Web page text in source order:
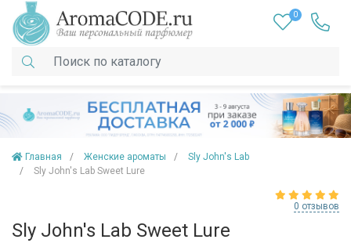
0
Главная Женские ароматы
Sly John's Lab
Sly John's Lab Sweet Lure
0 отзывов
Sly John's Lab Sweet Lure